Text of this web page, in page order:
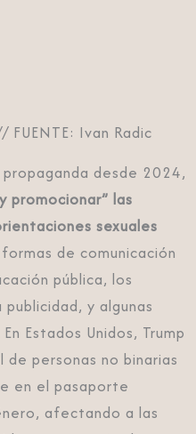
Ivan Radic
desde 2024,
promocionar” las
sexuales
de comunicación
pública, los
y algunas
Estados Unidos, Trump
personas no binarias
en el pasaporte
afectando a las